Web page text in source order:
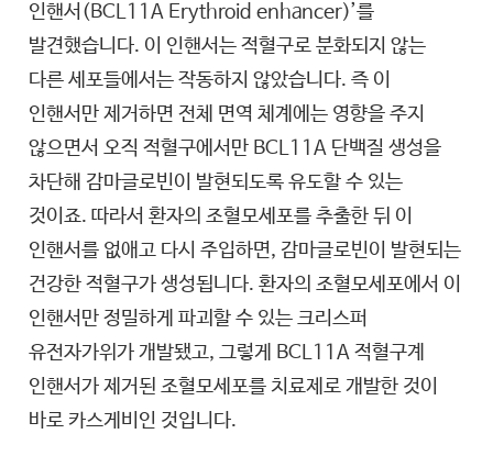
인핸서(BCL11A Erythroid enhancer)’를
발견했습니다. 이 인핸서는 적혈구로 분화되지 않는
다른 세포들에서는 작동하지 않았습니다. 즉 이
인핸서만 제거하면 전체 면역 체계에는 영향을 주지
않으면서 오직 적혈구에서만 BCL11A 단백질 생성을
차단해 감마글로빈이 발현되도록 유도할 수 있는
것이죠. 따라서 환자의 조혈모세포를 추출한 뒤 이
인핸서를 없애고 다시 주입하면, 감마글로빈이 발현되는
건강한 적혈구가 생성됩니다. 환자의 조혈모세포에서 이
인핸서만 정밀하게 파괴할 수 있는 크리스퍼
유전자가위가 개발됐고, 그렇게 BCL11A 적혈구계
인핸서가 제거된 조혈모세포를 치료제로 개발한 것이
바로 카스게비인 것입니다.